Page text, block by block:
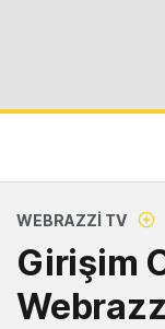
WEBRAZZI TV
Girişim